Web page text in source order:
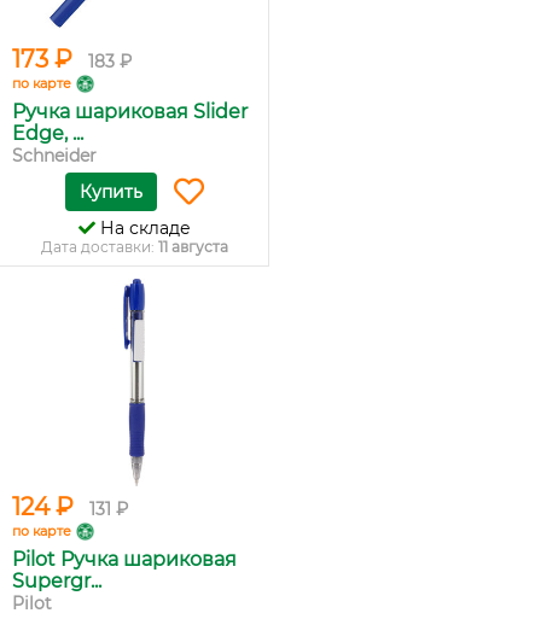
173 ₽ 183 ₽
по карте
Ручка шариковая Slider
Edge, ...
Schneider
Купить
На складе
Дата доставки: 11 августа
124 ₽ 131 ₽
по карте
Pilot Ручка шариковая
Supergr...
Pilot